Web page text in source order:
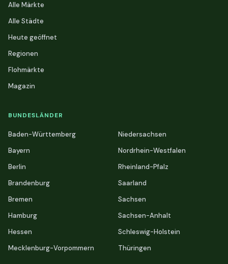
Alle Märkte
Alle Städte
Heute geöffnet
Regionen
Flohmärkte
Magazin
BUNDESLÄNDER
Baden-Württemberg
Bayern
Berlin
Brandenburg
Bremen
Hamburg
Hessen
Mecklenburg-Vorpommern
Niedersachsen
Nordrhein-Westfalen
Rheinland-Pfalz
Saarland
Sachsen
Sachsen-Anhalt
Schleswig-Holstein
Thüringen